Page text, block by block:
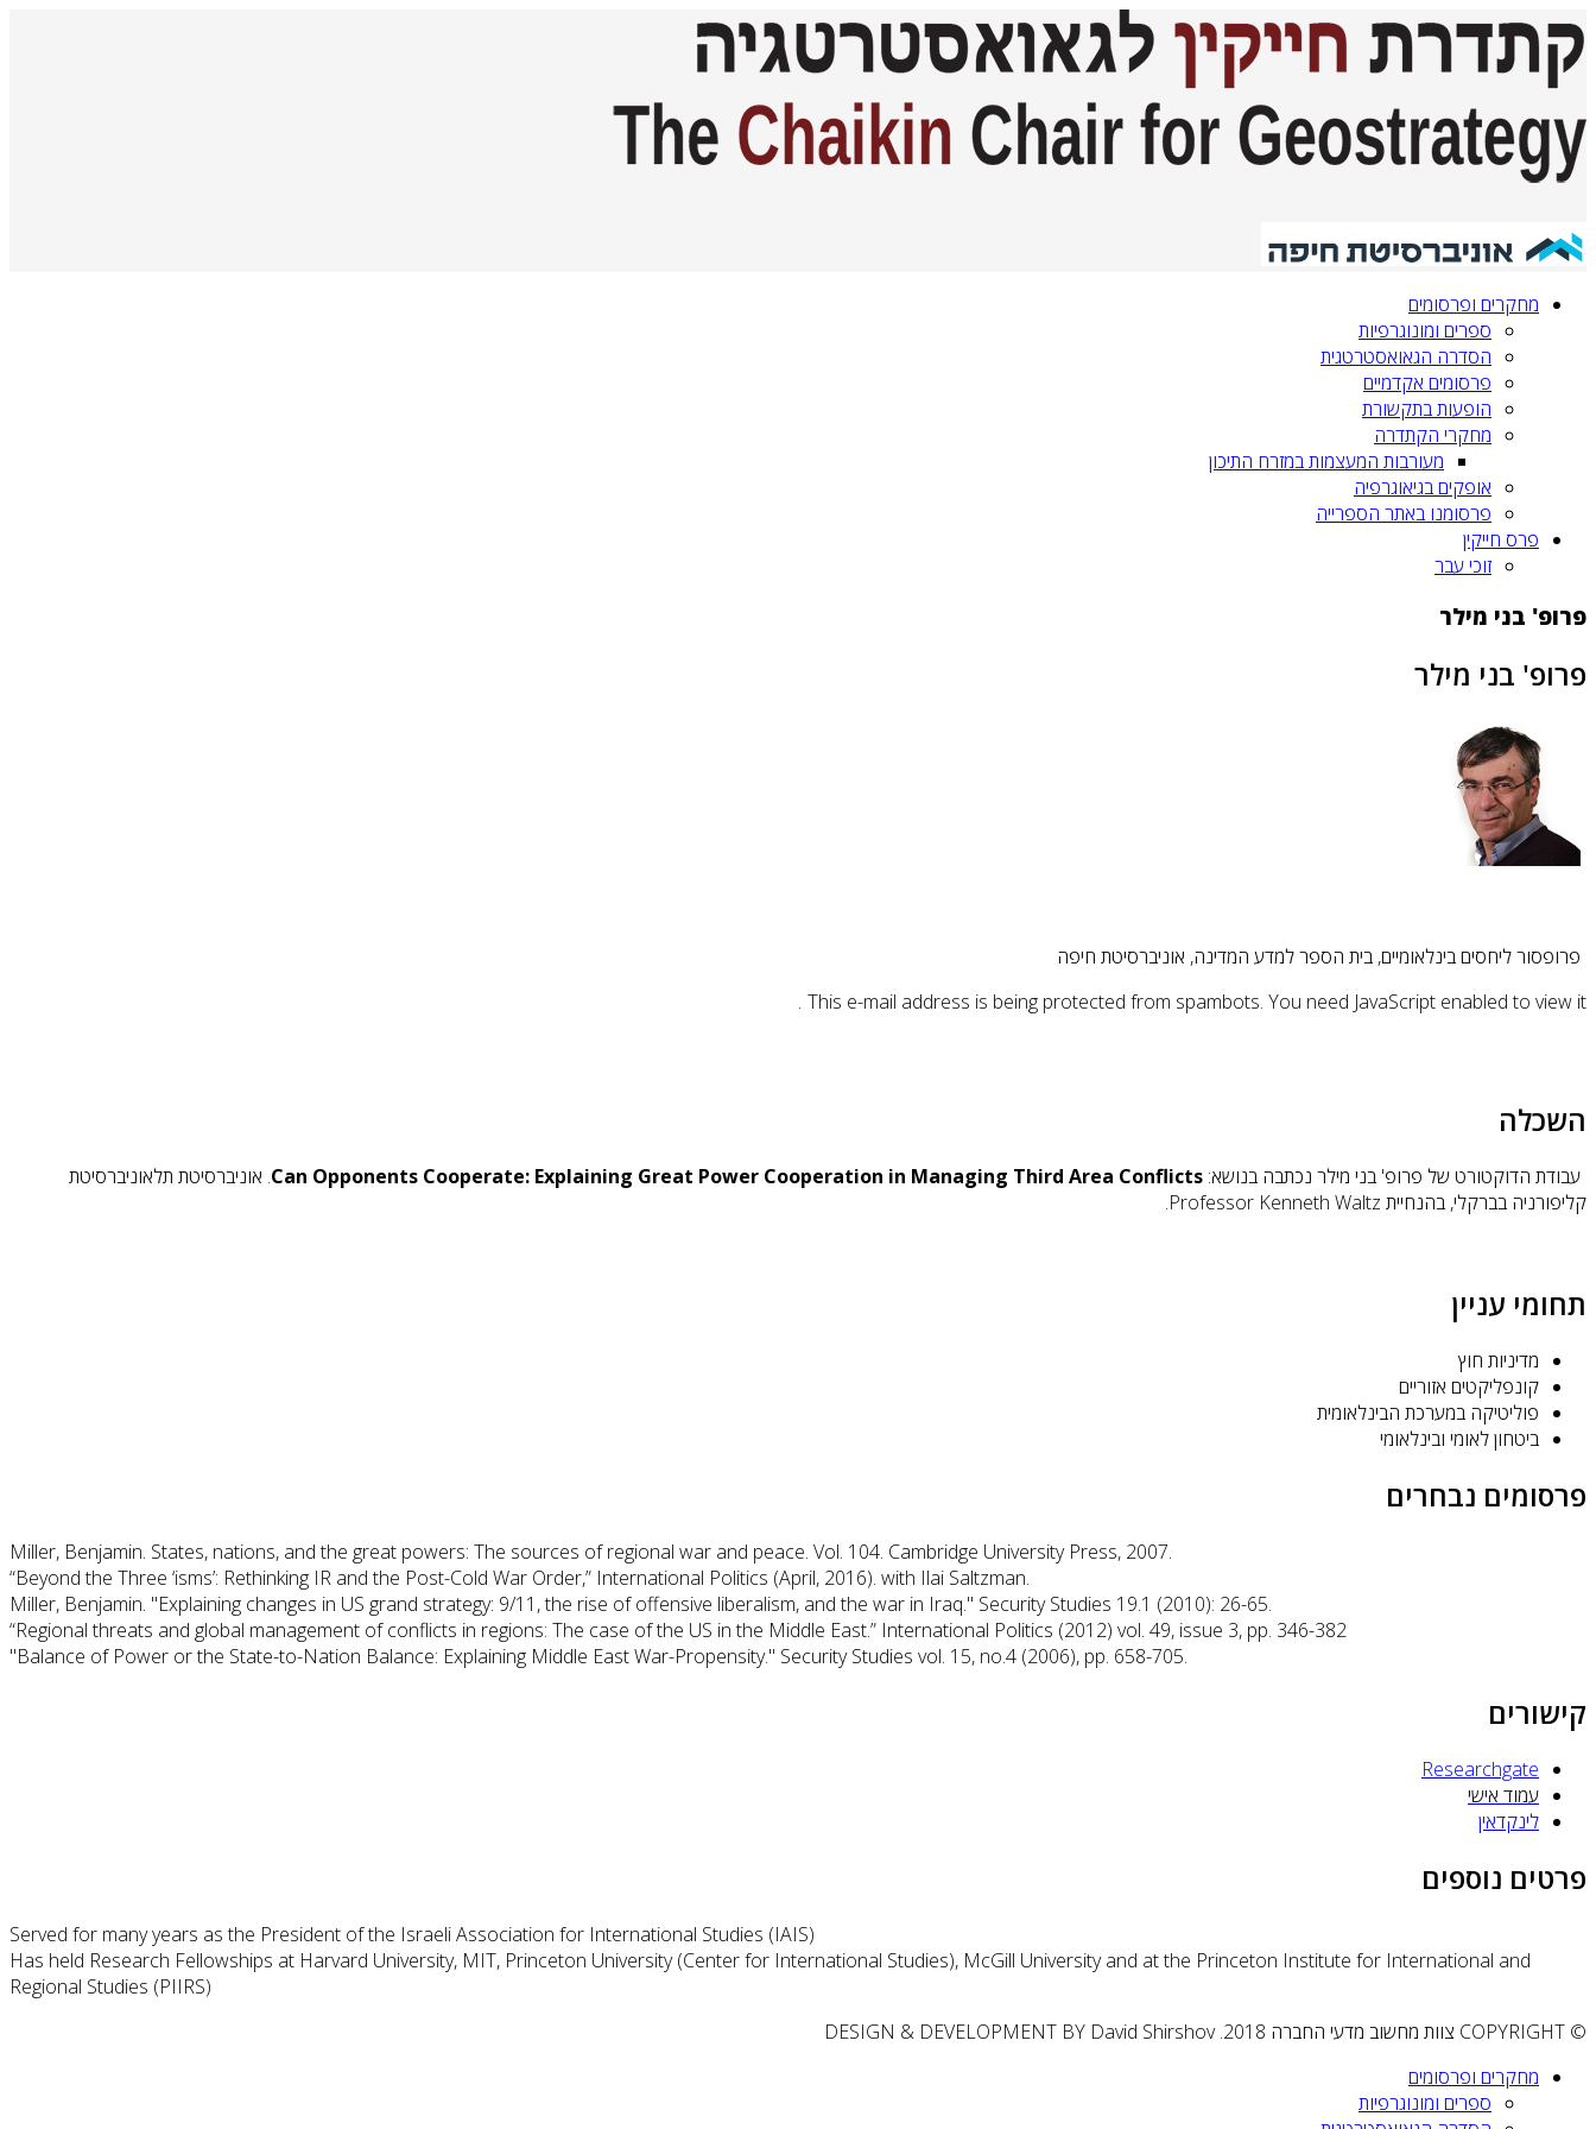
מחקרים ופרסומים
ספרים ומונוגרפיות
הסדרה הגאואסטרטגית‎‎
פרסומים אקדמיים
הופעות בתקשורת
מחקרי הקתדרה
מעורבות המעצמות במזרח התיכון
אופקים בגיאוגרפיה
פרסומנו באתר הספרייה
פרס חייקין
זוכי עבר
פרופ' בני מילר
פרופ' בני מילר
פרופסור ליחסים בינלאומיים, בית הספר למדע המדינה, אוניברסיטת חיפה
This e-mail address is being protected from spambots. You need JavaScript enabled to view it.
השכלה
עבודת הדוקטורט של פרופ' בני מילר נכתבה בנושא: Can Opponents Cooperate: Explaining Great Power Cooperation in Managing Third Area Conflicts. אוניברסיטת תלאוניברסיטת
קליפורניה בברקלי, בהנחיית Professor Kenneth Waltz.
תחומי עניין
מדיניות חוץ
קונפליקטים אזוריים
פוליטיקה במערכת הבינלאומית
ביטחון לאומי ובינלאומי
פרסומים נבחרים
Miller, Benjamin. States, nations, and the great powers: The sources of regional war and peace. Vol. 104. Cambridge University Press, 2007.
“Beyond the Three ‘isms’: Rethinking IR and the Post-Cold War Order,” International Politics (April, 2016). with Ilai Saltzman.
Miller, Benjamin. "Explaining changes in US grand strategy: 9/11, the rise of offensive liberalism, and the war in Iraq." Security Studies 19.1 (2010): 26-65.
“Regional threats and global management of conflicts in regions: The case of the US in the Middle East.” International Politics (2012) vol. 49, issue 3, pp. 346-382
"Balance of Power or the State-to-Nation Balance: Explaining Middle East War-Propensity." Security Studies vol. 15, no.4 (2006), pp. 658-705.
קישורים
Researchgate
עמוד אישי
לינקדאין
פרטים נוספים
Served for many years as the President of the Israeli Association for International Studies (IAIS)
Has held Research Fellowships at Harvard University, MIT, Princeton University (Center for International Studies), McGill University and at the Princeton Institute for International and
Regional Studies (PIIRS)
© COPYRIGHT צוות מחשוב מדעי החברה 2018. DESIGN & DEVELOPMENT BY David Shirshov
מחקרים ופרסומים
ספרים ומונוגרפיות